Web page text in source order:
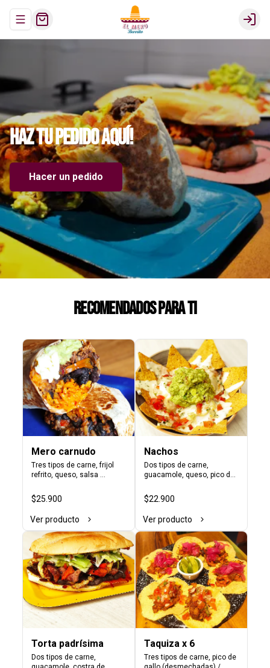
Abrir menu de navegación Login
Haztupedidoaquí!
Hacer un pedido
Recomendados para ti
Mero carnudo
Tres tipos de carne, frijol
refrito, queso, salsa
cebolla y lechuga. En tortilla
de trigo.
$25.900
Ver producto
Nachos
Dos tipos de carne,
guacamole, queso, pico de
de maíz crocantes.
$22.900
Ver producto
Torta padrísima
Dos tipos de carne,
Taquiza x 6
Tres tipos de carne, pico de